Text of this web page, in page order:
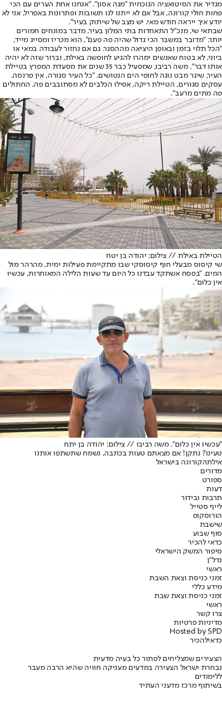
מגדיר את הסיטואציה הנוכחית "מגה אסון". "אנחנו אחת הערים עם הכי
פחות חולי קורונה, אבל אם לא ייתנו לנו תשובות ופתרונות באפריל, אני לא
יודע איך ייראה חודש מאי. יש מצב של שיתוק בעיר".
שבתאי שי, מנכ"ל התאחדות בתי המלון בעיר, מדבר במונחים חמורים
יותר. "מדובר במשבר הכי גדול שהיה פה פעם", הוא מכריז ומסייג מייד,
"הכל תלוי בזמן ובאופן היציאה מההסגר. גם אם נחזור לעבודה במאי או
ביוני, לא בטוח שאנשים ימהרו להגיע לחופשה באילת, וברור שזה לא יהיה
אותו דבר". משה רביבו, שמפעיל כבר 35 שנים את מסעדת המפרץ בטיילת
העיר, שיגר מבט נוגה לחופי הים הנטושים. "כל העיר סגורה, אין פרנסה.
עסקים סגורים, הטיילת ריקה, אפילו הכלבים לא מסתובבים פה, החתולים
פה מתים מרעב".
הטיילת באילת // צילום: יהודה בן יטח
שי קיסוס מבעלי חוף קיסוסקי שבו מתקיימת פעילות ימית, מהרהר מול
המים. "בפסח אשתקד עבדנו כל היום עד שעות הלילה המאוחרות, עכשיו
אין כלום".
"עכשיו אין כלום". משה רביבו // צילום: יהודה בן יתח
טעינו? נתקן! אם מצאתם טעות בכתבה, נשמח שתשתפו אותנו
אילתהקורונה בישראל
מדורים
ספורט
דעות
תרבות ובידור
לייף סטייל
הורוסקופ
שישבת
סוף שבוע
כדאי להכיר
סיפור המשק הישראלי
נדל"ן
ראשי
זמני כניסת וצאת השבת
מידע כללי
זמני כניסת וצאת שבת
ראשי
צרו קשר
מדיניות פרטיות
Hosted by SPD
כדאילהכיר
הצעירים שמצליחים לפתור כל בעיה מדעית
נבחרת ישראל הצעירה במדעים מעניקה חוויה שהיא הרבה מעבר
ללימודים
בשיתוף מרכז מדעני העתיד